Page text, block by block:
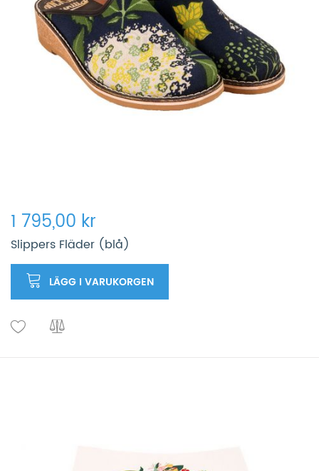
1 795,00 kr
Slippers Fläder (blå)
LÄGG I VARUKORGEN